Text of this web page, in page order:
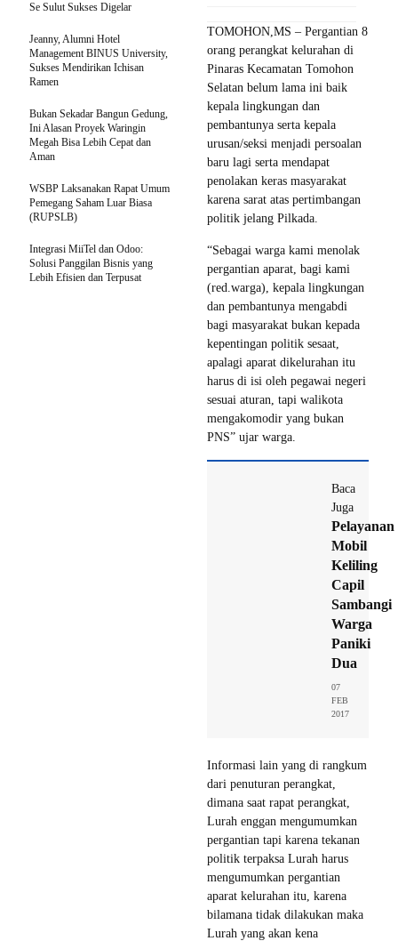
TOMOHON,MS – Pergantian 8
orang perangkat kelurahan di
Pinaras Kecamatan Tomohon
Selatan belum lama ini baik
kepala lingkungan dan
pembantunya serta kepala
urusan/seksi menjadi persoalan
baru lagi serta mendapat
penolakan keras masyarakat
karena sarat atas pertimbangan
politik jelang Pilkada.
“Sebagai warga kami menolak
pergantian aparat, bagi kami
(red.warga), kepala lingkungan
dan pembantunya mengabdi
bagi masyarakat bukan kepada
kepentingan politik sesaat,
apalagi aparat dikelurahan itu
harus di isi oleh pegawai negeri
sesuai aturan, tapi walikota
mengakomodir yang bukan
PNS” ujar warga.
Baca
Juga
Pelayanan
Mobil
Keliling
Capil
Sambangi
Warga
Paniki
Dua
07
FEB
2017
Informasi lain yang di rangkum
dari penuturan perangkat,
dimana saat rapat perangkat,
Lurah enggan mengumumkan
pergantian tapi karena tekanan
politik terpaksa Lurah harus
mengumumkan pergantian
aparat kelurahan itu, karena
bilamana tidak dilakukan maka
Lurah yang akan kena
Se Sulut Sukses Digelar
Jeanny, Alumni Hotel
Management BINUS University,
Sukses Mendirikan Ichisan
Ramen
Bukan Sekadar Bangun Gedung,
Ini Alasan Proyek Waringin
Megah Bisa Lebih Cepat dan
Aman
WSBP Laksanakan Rapat Umum
Pemegang Saham Luar Biasa
(RUPSLB)
Integrasi MiiTel dan Odoo:
Solusi Panggilan Bisnis yang
Lebih Efisien dan Terpusat